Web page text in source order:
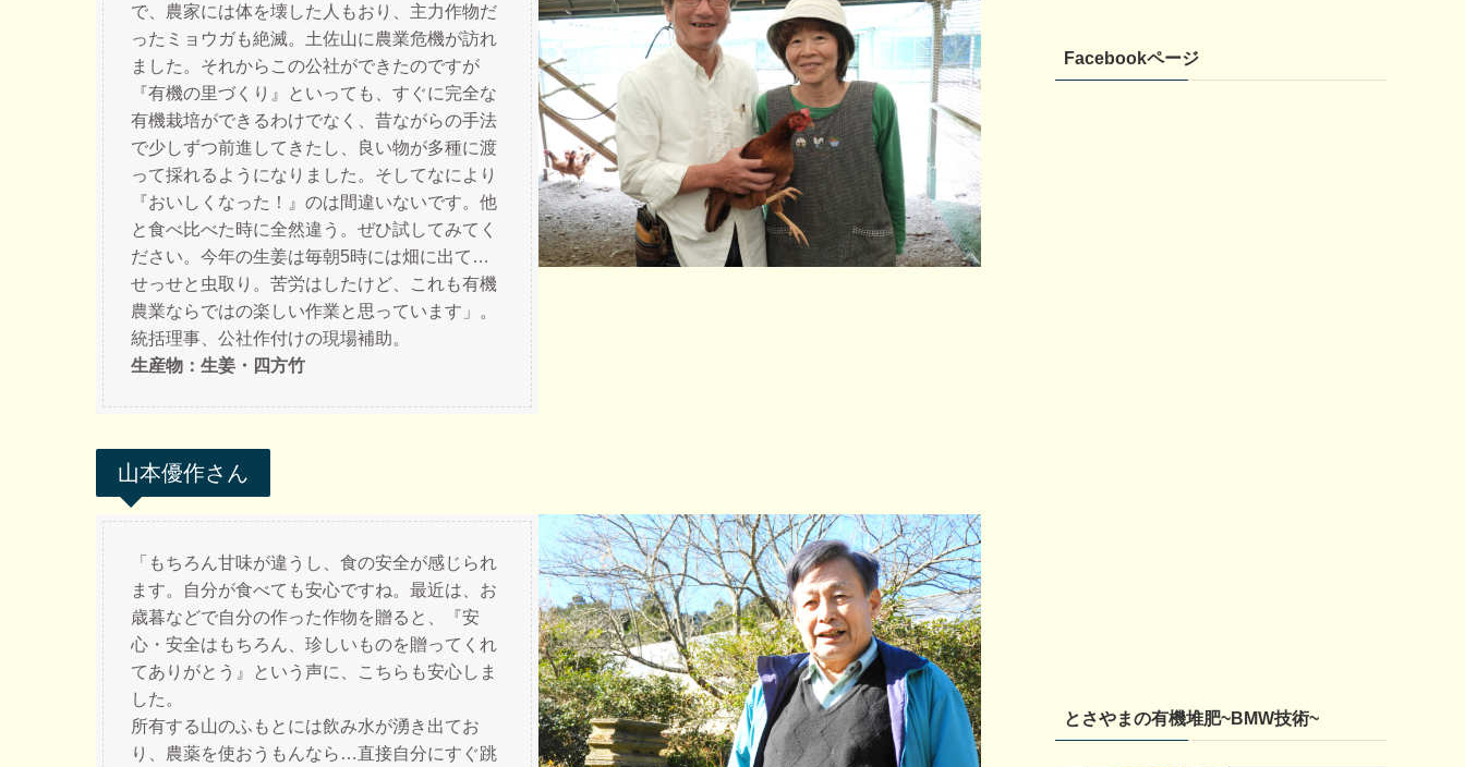
で、農家には体を壊した人もおり、主力作物だ
ったミョウガも絶滅。土佐山に農業危機が訪れ
ました。それからこの公社ができたのですが
『有機の里づくり』といっても、すぐに完全な
有機栽培ができるわけでなく、昔ながらの手法
で少しずつ前進してきたし、良い物が多種に渡
って採れるようになりました。そしてなにより
『おいしくなった！』のは間違いないです。他
と食べ比べた時に全然違う。ぜひ試してみてく
ださい。今年の生姜は毎朝5時には畑に出て…
せっせと虫取り。苦労はしたけど、これも有機
農業ならではの楽しい作業と思っています」。
統括理事、公社作付けの現場補助。
生産物：生姜・四方竹
山本優作さん
「もちろん甘味が違うし、食の安全が感じられ
ます。自分が食べても安心ですね。最近は、お
歳暮などで自分の作った作物を贈ると、『安
心・安全はもちろん、珍しいものを贈ってくれ
てありがとう』という声に、こちらも安心しま
した。
所有する山のふもとには飲み水が湧き出てお
り、農薬を使おうもんなら…直接自分にすぐ跳
Facebookページ
とさやまの有機堆肥~BMW技術~